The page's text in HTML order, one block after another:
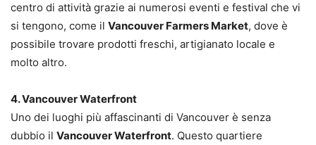
centro di attività grazie ai numerosi eventi e festival che vi
si tengono, come il Vancouver Farmers Market, dove è
possibile trovare prodotti freschi, artigianato locale e
molto altro.
4. Vancouver Waterfront
Uno dei luoghi più affascinanti di Vancouver è senza
dubbio il Vancouver Waterfront. Questo quartiere